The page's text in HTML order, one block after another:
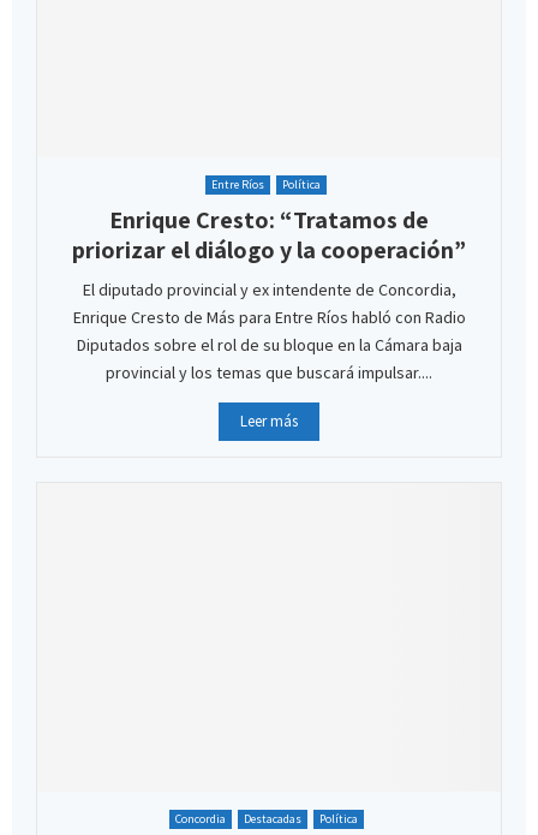
Entre Ríos Política
Enrique Cresto: “Tratamos de
priorizar el diálogo y la cooperación”
El diputado provincial y ex intendente de Concordia,
Enrique Cresto de Más para Entre Ríos habló con Radio
Diputados sobre el rol de su bloque en la Cámara baja
provincial y los temas que buscará impulsar....
Leer más
Concordia Destacadas Política